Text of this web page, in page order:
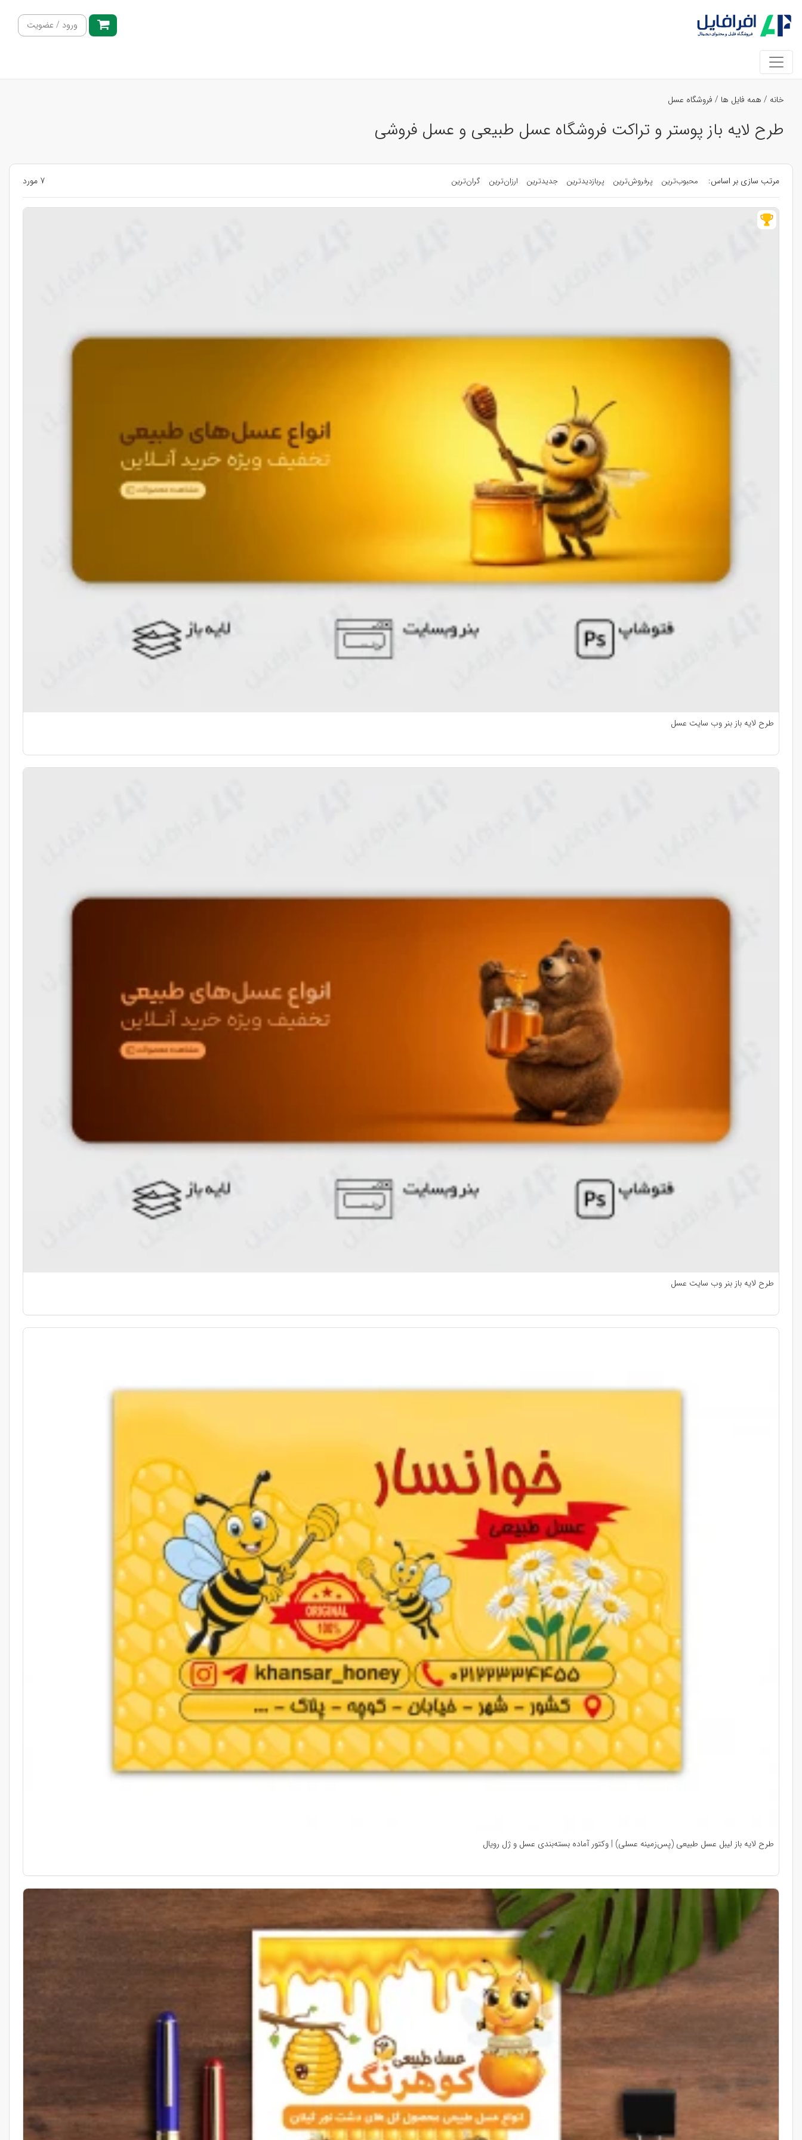
ورود / عضویت
خانه / همه فایل ها / فروشگاه عسل
طرح لایه باز پوستر و تراکت فروشگاه عسل طبیعی و عسل فروشی
مرتب سازی بر اساس: محبوب‌ترین پرفروش‌ترین پربازدیدترین جدیدترین ارزان‌ترین گران‌ترین 7 مورد
طرح لایه باز بنر وب سایت عسل
طرح لایه باز بنر وب سایت عسل
طرح لایه باز لیبل عسل طبیعی (پس‌زمینه عسلی) | وکتور آماده بسته‌بندی عسل و ژل رویال